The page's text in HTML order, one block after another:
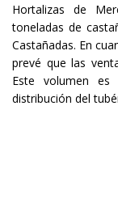
Hortalizas de
toneladas de
Castañadas. En
prevé que las
Este volumen
distribución del